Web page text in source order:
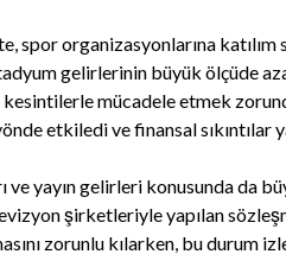
spor organizasyonlarına katılım
gelirlerinin büyük ölçüde
mücadele etmek
etkiledi ve finansal sıkıntılar
ve yayın gelirleri konusunda da
şirketleriyle yapılan
zorunlu kılarken, bu durum